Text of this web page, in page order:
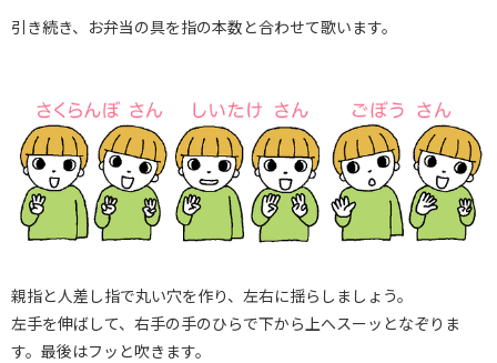
引き続き、お弁当の具を指の本数と合わせて歌います。
親指と人差し指で丸い穴を作り、左右に揺らしましょう。
左手を伸ばして、右手の手のひらで下から上へスーッとなぞりま
す。最後はフッと吹きます。